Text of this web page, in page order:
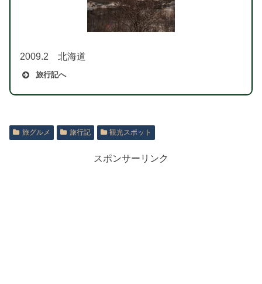
2009.2 北海道
旅行記へ
旅グルメ 旅行記 観光スポット
スポンサーリンク